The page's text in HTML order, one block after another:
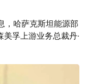
，哈萨克斯坦能源部
孚上游业务总裁丹·